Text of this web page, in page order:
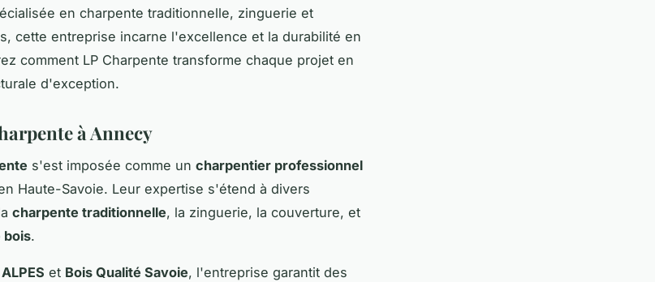
en charpente traditionnelle, zinguerie et
cette entreprise incarne l'excellence et la durabilité en
comment LP Charpente transforme chaque projet en
d'exception.
à Annecy
s'est imposée comme un charpentier professionnel
Haute-Savoie. Leur expertise s'étend à divers
charpente traditionnelle, la zinguerie, la couverture, et
bois.
et Bois Qualité Savoie, l'entreprise garantit des